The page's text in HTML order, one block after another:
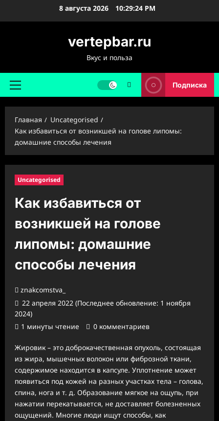
8 августа 2026 10:29:25 PM
vertepbar.ru
Вкус и польза
Основное
Подписка
Главная
Uncategorised
Как избавиться от возникшей на голове липомы:
домашние способы лечения
Uncategorised
Как избавиться от
возникшей на голове
липомы: домашние
способы лечения
znakcomstva_
22 апреля 2022 (Последнее обновление: 1 ноября
2024)
1 минуты чтение
0 комментариев
Жировик – это доброкачественная опухоль, состоящая
из жира, мышечных волокон или фиброзной ткани,
содержимое находится в капсуле. Уплотнение может
появиться под кожей на разных участках тела – голова,
спина, нога и т. д. Образование мягкое на ощупь, при
нажатии перекатывается, не доставляет болезненных
ощущений. Многие люди ищут способы, как